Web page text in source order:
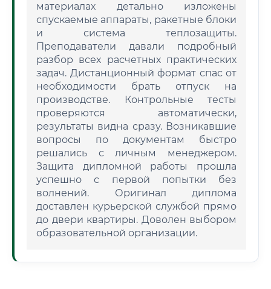
материалах детально изложены
спускаемые аппараты, ракетные блоки
и система теплозащиты.
Преподаватели давали подробный
разбор всех расчетных практических
задач. Дистанционный формат спас от
необходимости брать отпуск на
производстве. Контрольные тесты
проверяются автоматически,
результаты видна сразу. Возникавшие
вопросы по документам быстро
решались с личным менеджером.
Защита дипломной работы прошла
успешно с первой попытки без
волнений. Оригинал диплома
доставлен курьерской службой прямо
до двери квартиры. Доволен выбором
образовательной организации.